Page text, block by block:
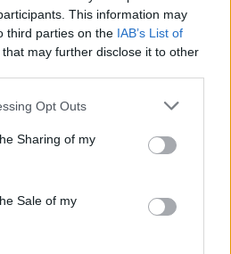
This information may
third parties on the IAB’s List of
that may further disclose it to other
app uses one or more Google
behaviour. You may click to
and its third-party tags to
purposes in below Google
Opt Outs
Sharing of my
Sale of my
Jelszó
Bejelentkezés
és szolgáltatások térképes